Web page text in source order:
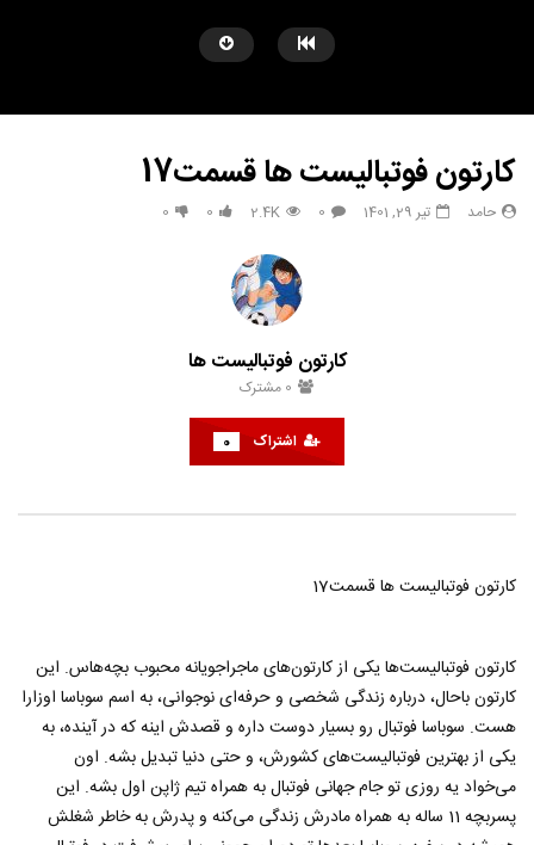
کارتون فوتبالیست ها قسمت17
حامد تیر 29, 1401 0
2.4K
0
0
کارتون فوتبالیست ها
0 مشترک
اشتراک 0
کارتون فوتبالیست ها قسمت17
کارتون فوتبالیست‌ها یکی از کارتون‌های ماجراجویانه محبوب بچه‌هاس. این
کارتون باحال، درباره زندگی شخصی و حرفه‌ای نوجوانی، به اسم سوباسا اوزارا
هست. سوباسا فوتبال رو بسیار دوست داره و قصدش اینه که در آینده، به
یکی از بهترین فوتبالیست‌های کشورش، و حتی دنیا تبدیل بشه. اون
می‌خواد یه روزی تو جام جهانی فوتبال به همراه تیم ژاپن اول بشه. این
پسربچه 11 ساله به همراه مادرش زندگی می‌کنه و پدرش به خاطر شغلش